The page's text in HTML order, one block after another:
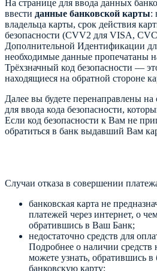
На странице для ввода данных
ввести данные банковской карты:
владельца карты, срок действия
безопасности (CVV2 для VISA,
Дополнительной Идентификации
необходимые данные пропечатаны
Трёхзначный код безопасности —
находящиеся на обратной стороне
Далее вы будете перенаправлены
для ввода кода безопасности,
Если код безопасности к Вам не
обратиться в банк выдавший Вам
Случаи отказа в совершении
банковская карта не
платежей через интернет, о
обратившись в Ваш Банк;
недостаточно средств для
Подробнее о наличии средств
можете узнать, обратившись
банковскую карту;